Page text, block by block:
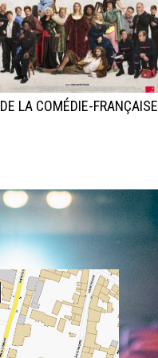
DE LA COMÉDIE-FRANÇAISE